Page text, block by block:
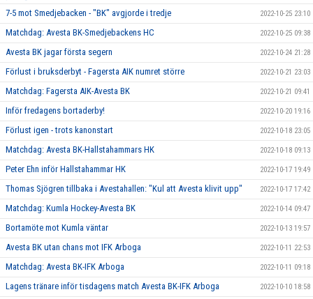
7-5 mot Smedjebacken - "BK" avgjorde i tredje 2022-10-25 23:10
Matchdag: Avesta BK-Smedjebackens HC 2022-10-25 09:38
Avesta BK jagar första segern 2022-10-24 21:28
Förlust i bruksderbyt - Fagersta AIK numret större 2022-10-21 23:03
Matchdag: Fagersta AIK-Avesta BK 2022-10-21 09:41
Inför fredagens bortaderby! 2022-10-20 19:16
Förlust igen - trots kanonstart 2022-10-18 23:05
Matchdag: Avesta BK-Hallstahammars HK 2022-10-18 09:13
Peter Ehn inför Hallstahammar HK 2022-10-17 19:49
Thomas Sjögren tillbaka i Avestahallen: "Kul att Avesta klivit upp" 2022-10-17 17:42
Matchdag: Kumla Hockey-Avesta BK 2022-10-14 09:47
Bortamöte mot Kumla väntar 2022-10-13 19:57
Avesta BK utan chans mot IFK Arboga 2022-10-11 22:53
Matchdag: Avesta BK-IFK Arboga 2022-10-11 09:18
Lagens tränare inför tisdagens match Avesta BK-IFK Arboga 2022-10-10 18:58